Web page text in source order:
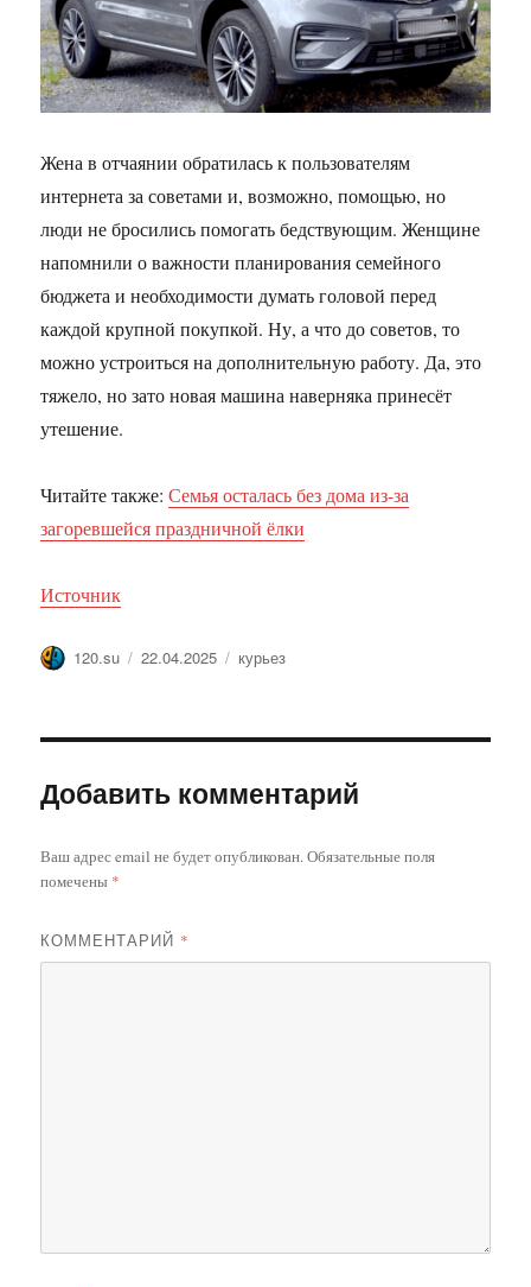
Жена в отчаянии обратилась к пользователям
интернета за советами и, возможно, помощью, но
люди не бросились помогать бедствующим. Женщине
напомнили о важности планирования семейного
бюджета и необходимости думать головой перед
каждой крупной покупкой. Ну, а что до советов, то
можно устроиться на дополнительную работу. Да, это
тяжело, но зато новая машина наверняка принесёт
утешение.
Читайте также:Семья осталась без дома из-за
загоревшейся праздничной ёлки
Источник
Автор
120.su Опубликовано
22.04.2025 Метки
курьез
Добавить комментарий
Ваш адрес email не будет опубликован.Обязательные поля
помечены *
КОММЕНТАРИЙ *